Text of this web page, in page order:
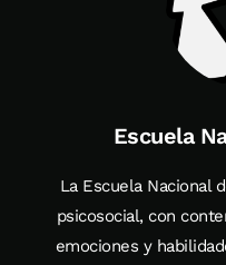
Escuela
La Escuela Nacional
psicosocial, con
emociones y